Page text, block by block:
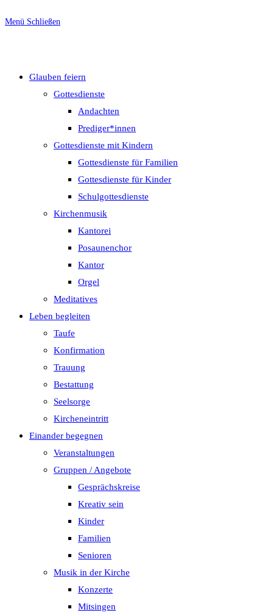
Menü Schließen
Glauben feiern
Gottesdienste
Andachten
Prediger*innen
Gottesdienste mit Kindern
Gottesdienste für Familien
Gottesdienste für Kinder
Schulgottesdienste
Kirchenmusik
Kantorei
Posaunenchor
Kantor
Orgel
Meditatives
Leben begleiten
Taufe
Konfirmation
Trauung
Bestattung
Seelsorge
Kircheneintritt
Einander begegnen
Veranstaltungen
Gruppen / Angebote
Gesprächskreise
Kreativ sein
Kinder
Familien
Senioren
Musik in der Kirche
Konzerte
Mitsingen